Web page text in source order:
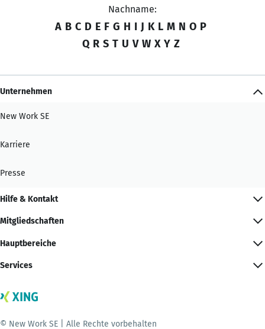
Nachname:
A B C D E F G H I J K L M N O P
Q R S T U V W X Y Z
Unternehmen
New Work SE
Karriere
Presse
Hilfe & Kontakt
Mitgliedschaften
Hauptbereiche
Services
© New Work SE | Alle Rechte vorbehalten